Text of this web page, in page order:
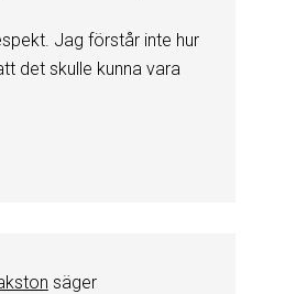
Jag förstår inte hur
det skulle kunna vara
säger